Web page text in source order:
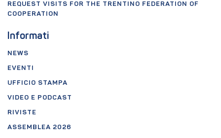
REQUEST VISITS FOR THE TRENTINO FEDERATION OF
COOPERATION
Informati
NEWS
EVENTI
UFFICIO STAMPA
VIDEO E PODCAST
RIVISTE
ASSEMBLEA 2026